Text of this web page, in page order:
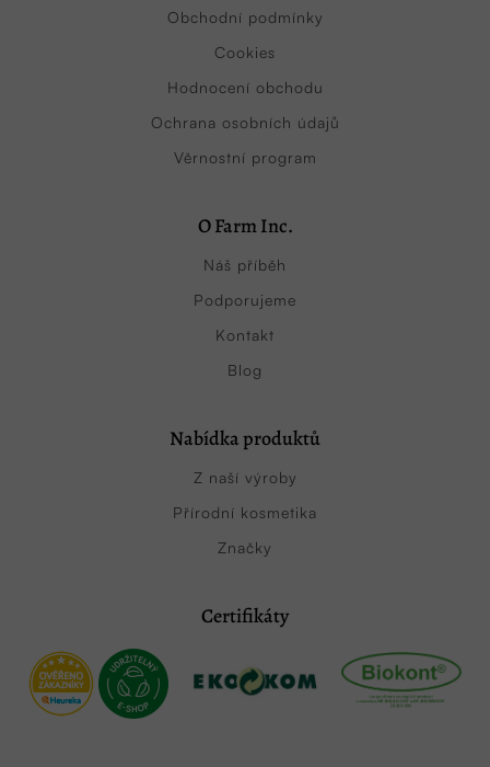
Obchodní podmínky
Cookies
Hodnocení obchodu
Ochrana osobních údajů
Věrnostní program
O Farm Inc.
Náš příběh
Podporujeme
Kontakt
Blog
Nabídka produktů
Z naší výroby
Přírodní kosmetika
Značky
Certifikáty